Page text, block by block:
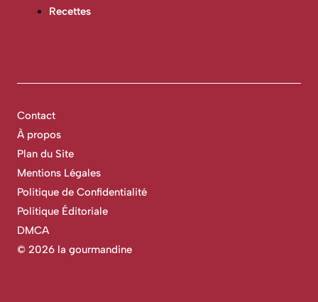
Recettes
© 2026 la gourmandine
Contact
À propos
Plan du Site
Mentions Légales
Politique de Confidentialité
Politique Éditoriale
DMCA